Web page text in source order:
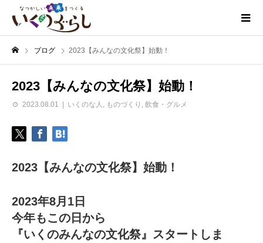
ブログ 2023【みんなの文化祭】始動！
2023【みんなの文化祭】始動！
2023.08.01 いくのな人 ものづくり 飲食・グルメ
2023【みんなの文化祭】始動！
2023年8月1日
今年もこの日から
『いくのみんなの文化祭』スタートしま